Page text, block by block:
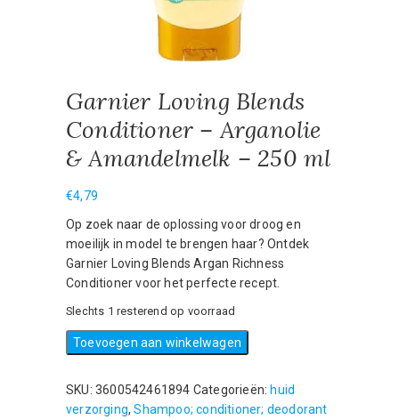
Garnier Loving Blends
Conditioner – Arganolie
& Amandelmelk – 250 ml
€4,79
Op zoek naar de oplossing voor droog en
moeilijk in model te brengen haar? Ontdek
Garnier Loving Blends Argan Richness
Conditioner voor het perfecte recept.
Slechts 1 resterend op voorraad
Garnier
Loving
Conditioner
Toevoegen aan winkelwagen
SKU: 3600542461894 Categorieën: huid
verzorging,Shampoo; conditioner; deodorant